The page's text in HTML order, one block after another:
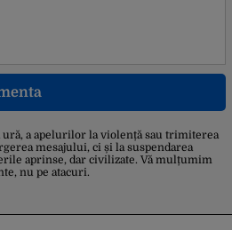
a apelurilor la violență sau trimiterea
mesajului, ci și la suspendarea
aprinse, dar civilizate. Vă mulțumim
nu pe atacuri.